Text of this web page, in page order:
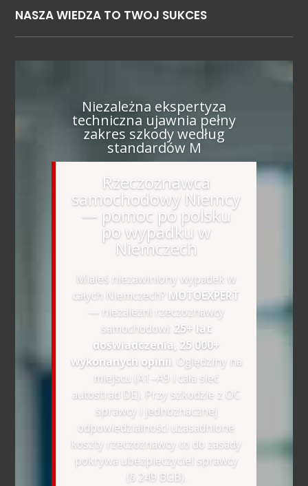
NASZA WIEDZA TO TWOJ SUKCES
Niezależna ekspertyza
techniczna ujawnia pełny
zakres szkody według
standardów M
Rzeczoznawca
samochodowy Niemcy
— pomoc po polsku
po wypadku w
Niemczech
Miałeś niezawiniony wypadek w
całych Niemczech? MOTOEXPERT
— niezależni rzeczoznawcy
samochodowi: 25+ lat
doświadczenia, 25 000+
wykonanych opinii . Oględziny na
miejscu (A1–A9 i cała sieć
autostrad DE). Przy szkodzie z OC
sprawcy i jednoznacznej
odpowiedzialności uzasadnione
koszty rzeczoznawcy co do zasady
pokrywa ubezpieczyciel sprawcy
(§ 249 BGB).